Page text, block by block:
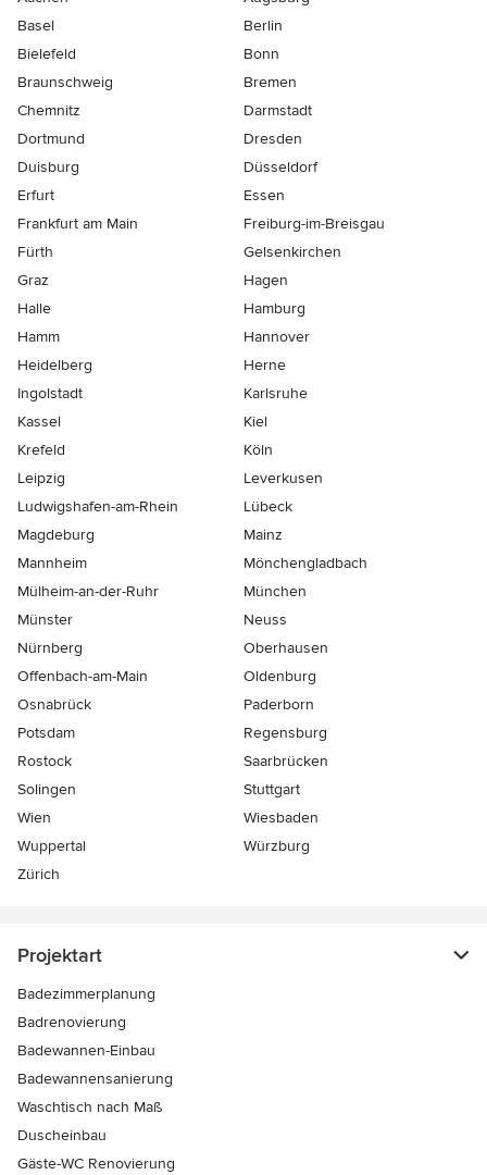
Basel
Berlin
Bielefeld
Bonn
Braunschweig
Bremen
Chemnitz
Darmstadt
Dortmund
Dresden
Duisburg
Düsseldorf
Erfurt
Essen
Frankfurt am Main
Freiburg-im-Breisgau
Fürth
Gelsenkirchen
Graz
Hagen
Halle
Hamburg
Hamm
Hannover
Heidelberg
Herne
Ingolstadt
Karlsruhe
Kassel
Kiel
Krefeld
Köln
Leipzig
Leverkusen
Ludwigshafen-am-Rhein
Lübeck
Magdeburg
Mainz
Mannheim
Mönchen­gladbach
Mülheim-an-der-Ruhr
München
Münster
Neuss
Nürnberg
Oberhausen
Offenbach-am-Main
Oldenburg
Osnabrück
Paderborn
Potsdam
Regensburg
Rostock
Saarbrücken
Solingen
Stuttgart
Wien
Wiesbaden
Wuppertal
Würzburg
Zürich
Projektart
Badezimmerplanung
Badrenovierung
Badewannen-Einbau
Badewannensanierung
Waschtisch nach Maß
Duscheinbau
Gäste-WC Renovierung